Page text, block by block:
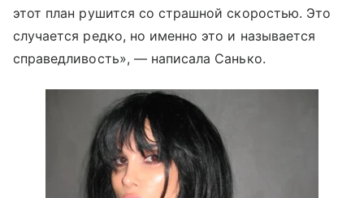
этот план рушится со страшной скоростью. Это
случается редко, но именно это и называется
справедливость», — написала Санько.